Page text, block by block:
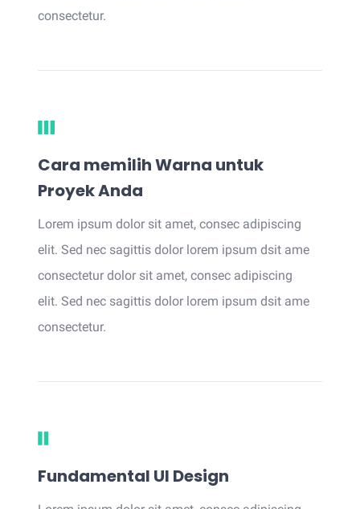
consectetur.
Cara memilih Warna untuk
Proyek Anda
Lorem ipsum dolor sit amet, consec adipiscing
elit. Sed nec sagittis dolor lorem ipsum dsit ame
consectetur dolor sit amet, consec adipiscing
elit. Sed nec sagittis dolor lorem ipsum dsit ame
consectetur.
Fundamental UI Design